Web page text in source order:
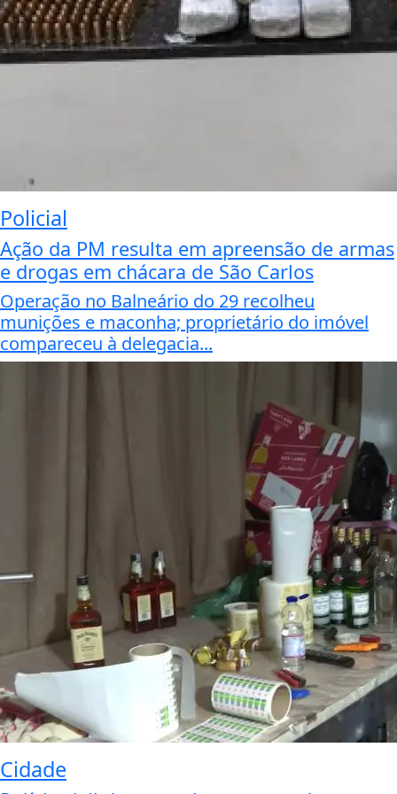
Policial
Ação da PM resulta em apreensão de armas
e drogas em chácara de São Carlos
Operação no Balneário do 29 recolheu
munições e maconha; proprietário do imóvel
compareceu à delegacia...
Cidade